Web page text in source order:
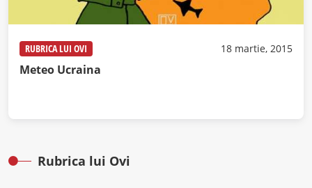
RUBRICA LUI OVI 18 martie, 2015
Meteo Ucraina
Rubrica lui Ovi